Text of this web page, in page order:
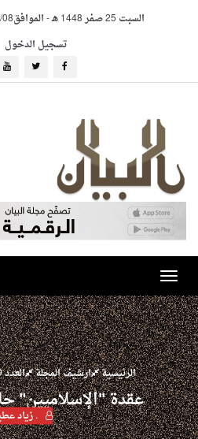
السبت 25 صفر 1448 هـ -الموافق2026/08/08م
تسجيل الدخول
Toggle
navigation
الرئيسية ارشيف المجلة العدد 339
عقدة "الإسلاميين"
. زياد